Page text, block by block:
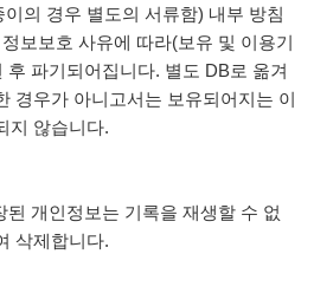
의 경우 별도의 서류함) 내부 방침
보보호 사유에 따라(보유 및 이용기
후 파기되어집니다. 별도 DB로 옮겨
경우가 아니고서는 보유되어지는 이
지 않습니다.
개인정보는 기록을 재생할 수 없
삭제합니다.